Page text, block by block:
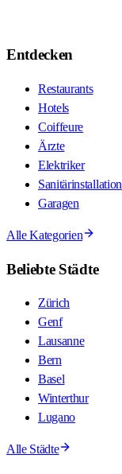
Entdecken
Restaurants
Hotels
Coiffeure
Ärzte
Elektriker
Sanitärinstallation
Garagen
Alle Kategorien
Beliebte Städte
Zürich
Genf
Lausanne
Bern
Basel
Winterthur
Lugano
Alle Städte